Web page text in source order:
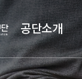
공단소개